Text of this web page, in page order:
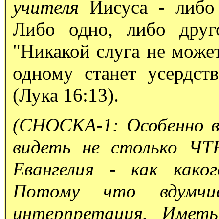
учителя Иисуса -
Либо одно, либо
"Никакой слуга не
одному станет
(Лука 16:13).
(СНОСКА-1: Особенно в
видеть не столько
Евангелия - как
Потому что
интерпретация.